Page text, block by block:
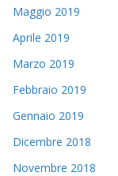
Maggio 2019
Aprile 2019
Marzo 2019
Febbraio 2019
Gennaio 2019
Dicembre 2018
Novembre 2018